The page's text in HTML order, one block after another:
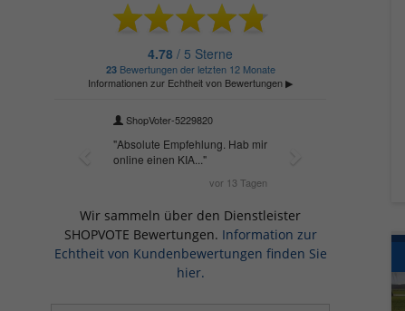
Wir sammeln über den Dienstleister
SHOPVOTE Bewertungen. Information zur
Echtheit von Kundenbewertungen finden Sie
hier.